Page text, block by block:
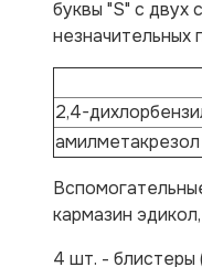
буквы "S" с двух
незначительных
2,4-
амилметакрезол
кармазин
4 шт. - блистеры